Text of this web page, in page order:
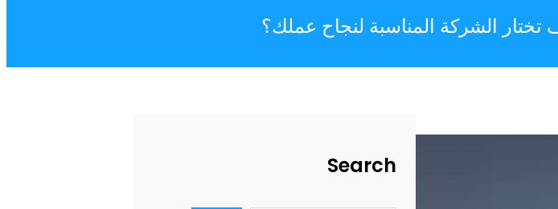
الشركة المناسبة لنجاح عملك؟
Search